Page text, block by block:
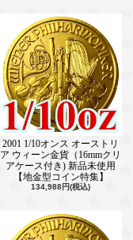
2001 1/10オンス オーストリ
ア ウィーン金貨（16mmクリ
アケース付き) 新品未使用
【地金型コイン特集】
134,988円(税込)